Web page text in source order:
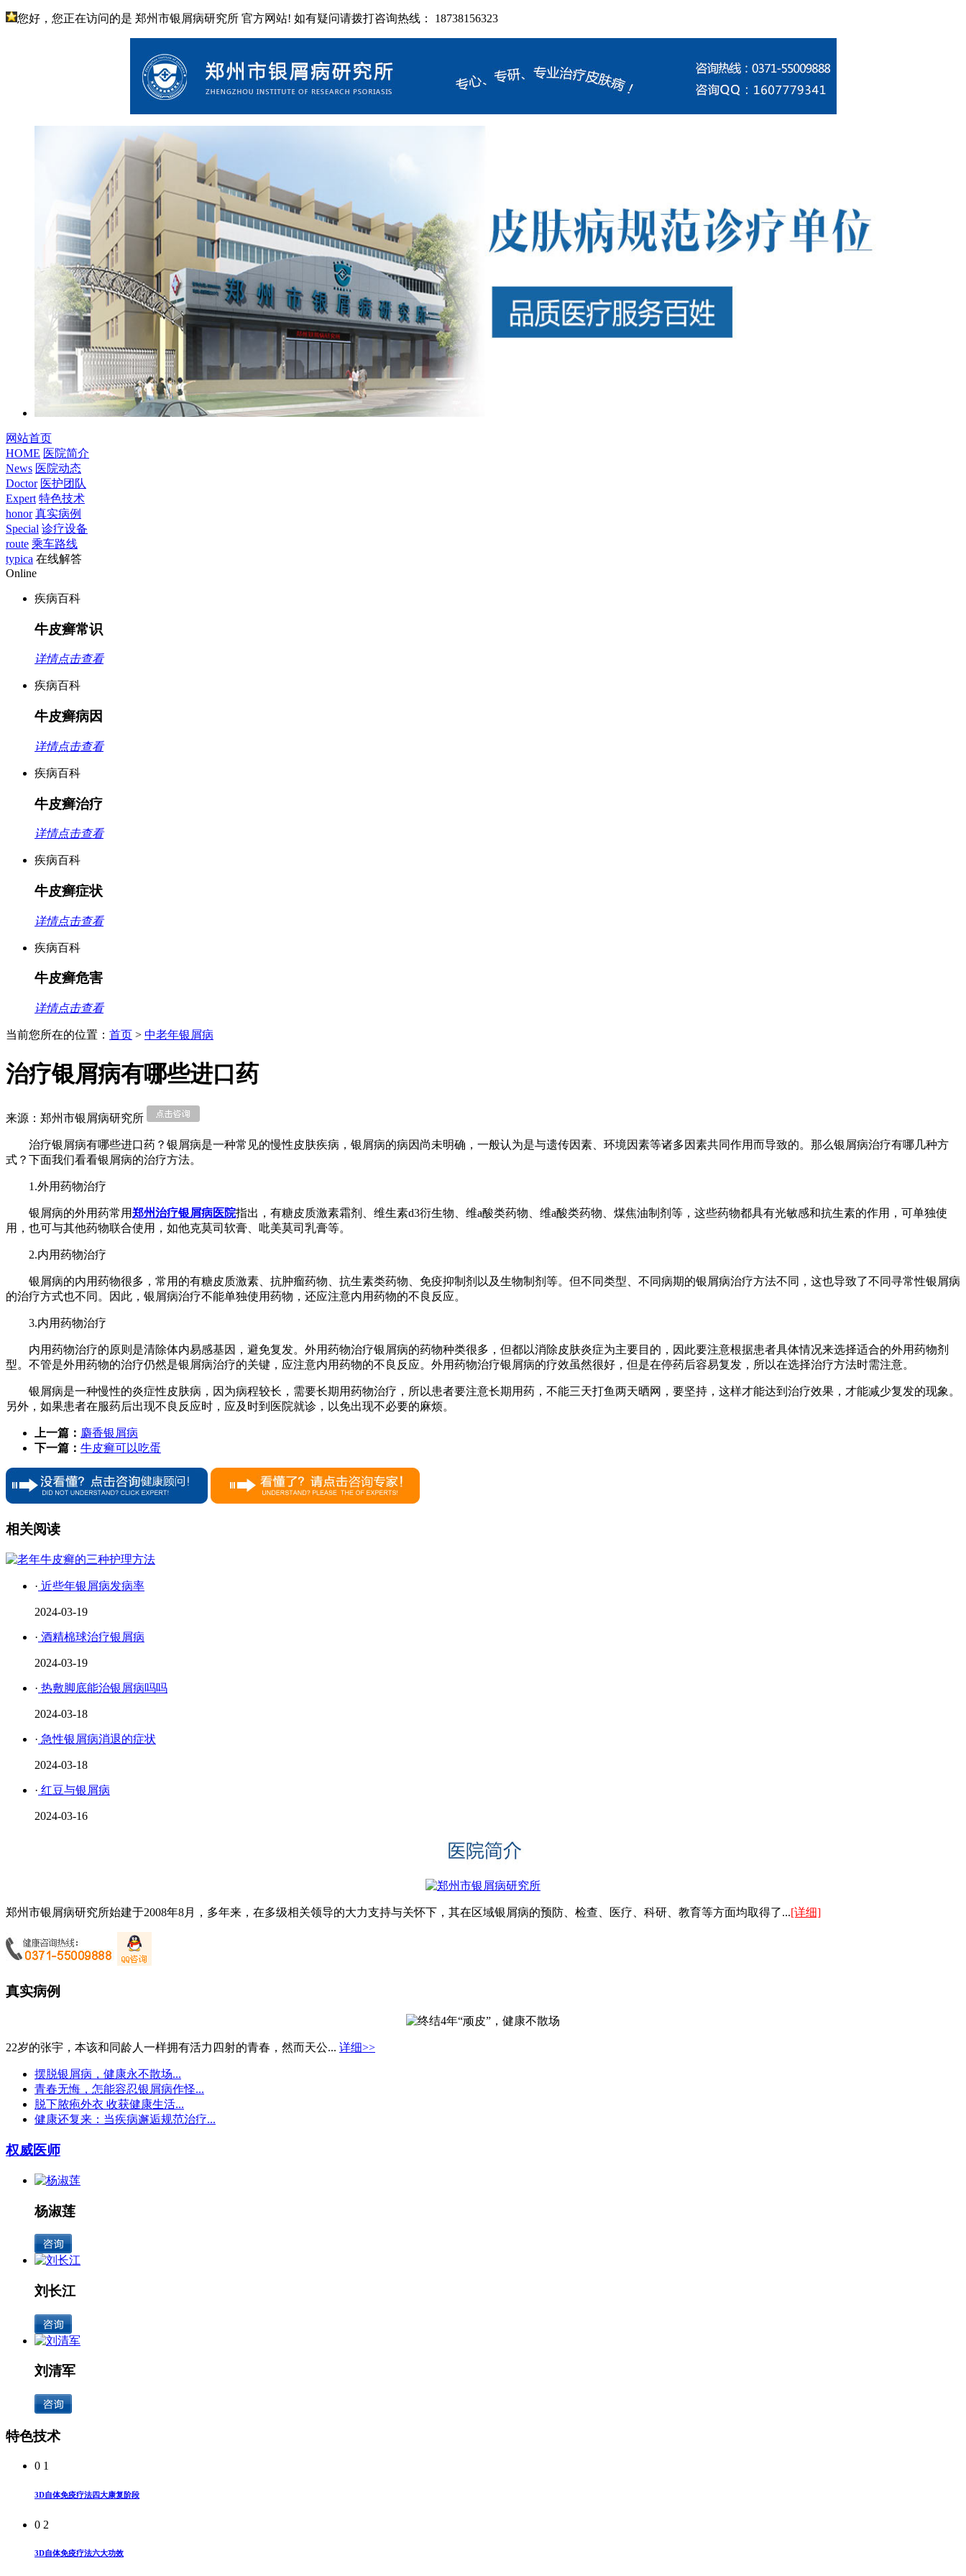
您好，您正在访问的是 郑州市银屑病研究所 官方网站! 如有疑问请拨打咨询热线： 18738156323
网站首页
HOME 医院简介
News 医院动态
Doctor 医护团队
Expert 特色技术
honor 真实病例
Special 诊疗设备
route 乘车路线
typica 在线解答
Online
疾病百科
牛皮癣常识
详情点击查看
疾病百科
牛皮癣病因
详情点击查看
疾病百科
牛皮癣治疗
详情点击查看
疾病百科
牛皮癣症状
详情点击查看
疾病百科
牛皮癣危害
详情点击查看
当前您所在的位置： 首页 > 中老年银屑病
治疗银屑病有哪些进口药
来源：郑州市银屑病研究所
治疗银屑病有哪些进口药？银屑病是一种常见的慢性皮肤疾病，银屑病的病因尚未明确，一般认为是与遗传因素、环境因素等诸多因素共同作用而导致的。那么银屑病治疗有哪几种方
式？下面我们看看银屑病的治疗方法。
1.外用药物治疗
银屑病的外用药常用郑州治疗银屑病医院指出，有糖皮质激素霜剂、维生素d3衍生物、维a酸类药物、维a酸类药物、煤焦油制剂等，这些药物都具有光敏感和抗生素的作用，可单独使
用，也可与其他药物联合使用，如他克莫司软膏、吡美莫司乳膏等。
2.内用药物治疗
银屑病的内用药物很多，常用的有糖皮质激素、抗肿瘤药物、抗生素类药物、免疫抑制剂以及生物制剂等。但不同类型、不同病期的银屑病治疗方法不同，这也导致了不同寻常性银屑病
的治疗方式也不同。因此，银屑病治疗不能单独使用药物，还应注意内用药物的不良反应。
3.内用药物治疗
内用药物治疗的原则是清除体内易感基因，避免复发。外用药物治疗银屑病的药物种类很多，但都以消除皮肤炎症为主要目的，因此要注意根据患者具体情况来选择适合的外用药物剂
型。不管是外用药物的治疗仍然是银屑病治疗的关键，应注意内用药物的不良反应。外用药物治疗银屑病的疗效虽然很好，但是在停药后容易复发，所以在选择治疗方法时需注意。
银屑病是一种慢性的炎症性皮肤病，因为病程较长，需要长期用药物治疗，所以患者要注意长期用药，不能三天打鱼两天晒网，要坚持，这样才能达到治疗效果，才能减少复发的现象。
另外，如果患者在服药后出现不良反应时，应及时到医院就诊，以免出现不必要的麻烦。
上一篇： 麝香银屑病
下一篇： 牛皮癣可以吃蛋
相关阅读
· 近些年银屑病发病率
2024-03-19
· 酒精棉球治疗银屑病
2024-03-19
· 热敷脚底能治银屑病吗吗
2024-03-18
· 急性银屑病消退的症状
2024-03-18
· 红豆与银屑病
2024-03-16
郑州市银屑病研究所始建于2008年8月，多年来，在多级相关领导的大力支持与关怀下，其在区域银屑病的预防、检查、医疗、科研、教育等方面均取得了...[详细]
真实病例
22岁的张宇，本该和同龄人一样拥有活力四射的青春，然而天公... 详细>>
摆脱银屑病，健康永不散场...
青春无悔，怎能容忍银屑病作怪...
脱下脓疱外衣 收获健康生活...
健康还复来：当疾病邂逅规范治疗...
权威医师
杨淑莲
刘长江
刘清军
特色技术
0 1
3D自体免疫疗法四大康复阶段
0 2
3D自体免疫疗法六大功效